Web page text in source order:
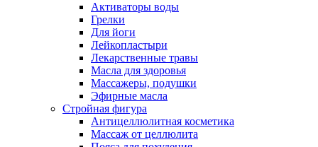
Активаторы воды
Грелки
Для йоги
Лейкопластыри
Лекарственные травы
Масла для здоровья
Массажеры, подушки
Эфирные масла
Стройная фигура
Антицеллюлитная косметика
Массаж от целлюлита